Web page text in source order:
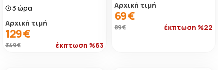
3 ώρα
Αρχική τιμή
129 €
349 € έκπτωση %63
Αρχική τιμή
69 €
89 € έκπτωση %22